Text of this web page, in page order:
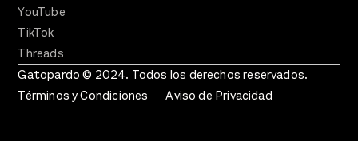
YouTube
TikTok
Threads
Gatopardo © 2024. Todos los derechos reservados.
Términos y Condiciones
Aviso de Privacidad